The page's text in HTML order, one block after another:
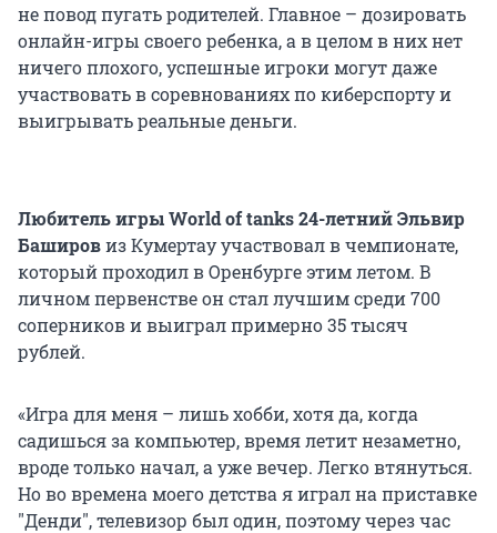
не повод пугать родителей. Главное – дозировать
онлайн-игры своего ребенка, а в целом в них нет
ничего плохого, успешные игроки могут даже
участвовать в соревнованиях по киберспорту и
выигрывать реальные деньги.
Любитель игры World of tanks 24-летний Эльвир
Башировиз Кумертау участвовал в чемпионате,
который проходил в Оренбурге этим летом. В
личном первенстве он стал лучшим среди 700
соперников и выиграл примерно 35 тысяч
рублей.
«Игра для меня – лишь хобби, хотя да, когда
садишься за компьютер, время летит незаметно,
вроде только начал, а уже вечер. Легко втянуться.
Но во времена моего детства я играл на приставке
"Денди", телевизор был один, поэтому через час